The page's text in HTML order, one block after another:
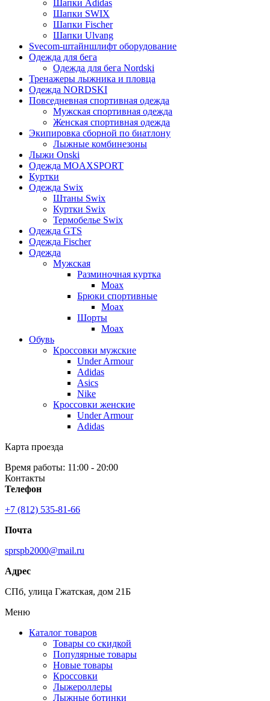
Шапки Adidas
Шапки SWIX
Шапки Fischer
Шапки Ulvang
Svecom-штайншлифт оборудование
Одежда для бега
Одежда для бега Nordski
Тренажеры лыжника и пловца
Одежда NORDSKI
Повседневная спортивная одежда
Мужская спортивная одежда
Женская спортивная одежда
Экипировка сборной по биатлону
Лыжные комбинезоны
Лыжи Onski
Одежда MOAXSPORT
Куртки
Одежда Swix
Штаны Swix
Куртки Swix
Термобелье Swix
Одежда GTS
Одежда Fischer
Одежда
Мужская
Разминочная куртка
Moax
Брюки спортивные
Moax
Шорты
Moax
Обувь
Кроссовки мужские
Under Armour
Adidas
Asics
Nike
Кроссовки женские
Under Armour
Adidas
Карта проезда
Время работы: 11:00 - 20:00
Контакты
Телефон
+7 (812) 535-81-66
Почта
sprspb2000@mail.ru
Адрес
СПб, улица Гжатская, дом 21Б
Меню
Каталог товаров
Товары со скидкой
Популярные товары
Новые товары
Кроссовки
Лыжероллеры
Лыжные ботинки